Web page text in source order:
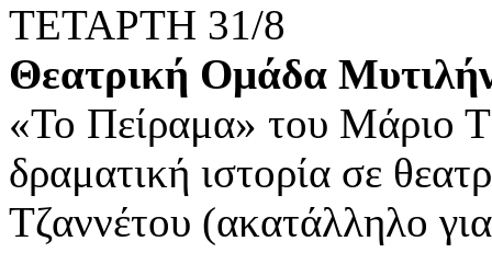
ΤΕΤΑΡΤΗ 31/8
Θεατρική Ομάδα
«Το Πείραμα» του Μάριο
δραματική ιστορία σε
Τζαννέτου (ακατάλληλο